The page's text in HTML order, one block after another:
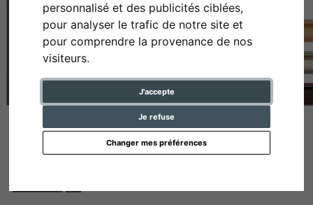
personnalisé et des publicités ciblées,
pour analyser le trafic de notre site et
pour comprendre la provenance de nos
visiteurs.
J'accepte
Je refuse
Changer mes préférences